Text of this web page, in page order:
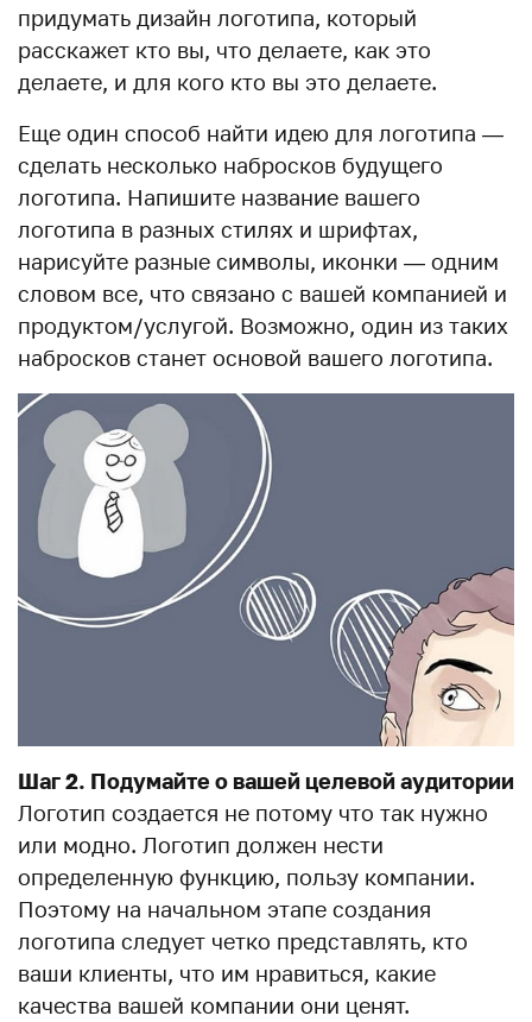
придумать дизайн логотипа, который
расскажет кто вы, что делаете, как это
делаете, и для кого кто вы это делаете.
Еще один способ найти идею для логотипа —
сделать несколько набросков будущего
логотипа. Напишите название вашего
логотипа в разных стилях и шрифтах,
нарисуйте разные символы, иконки — одним
словом все, что связано с вашей компанией и
продуктом/услугой. Возможно, один из таких
набросков станет основой вашего логотипа.
Шаг 2. Подумайте о вашей целевой аудитории
Логотип создается не потому что так нужно
или модно. Логотип должен нести
определенную функцию, пользу компании.
Поэтому на начальном этапе создания
логотипа следует четко представлять, кто
ваши клиенты, что им нравиться, какие
качества вашей компании они ценят.